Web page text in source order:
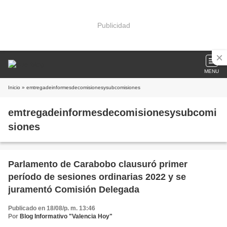
Publicidad
MENU
Inicio » emtregadeinformesdecomisionesysubcomisiones
emtregadeinformesdecomisionesysubcomi
siones
Parlamento de Carabobo clausuró primer
período de sesiones ordinarias 2022 y se
juramentó Comisión Delegada
Publicado en 18/08/p. m. 13:46
Por Blog Informativo "Valencia Hoy"